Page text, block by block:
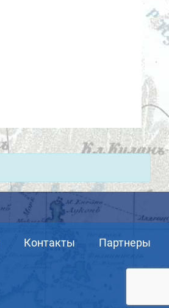
Контакты Партнеры